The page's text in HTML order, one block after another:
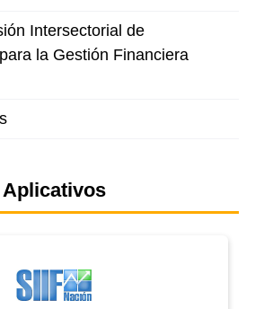
Intersectorial de
la Gestión Financiera
Aplicativos